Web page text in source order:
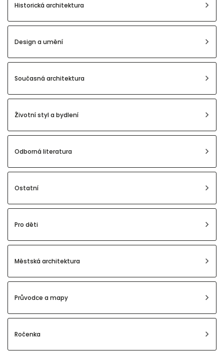
Historická architektura
Design a umění
Současná architektura
Životní styl a bydlení
Odborná literatura
Ostatní
Pro děti
Městská architektura
Průvodce a mapy
Ročenka